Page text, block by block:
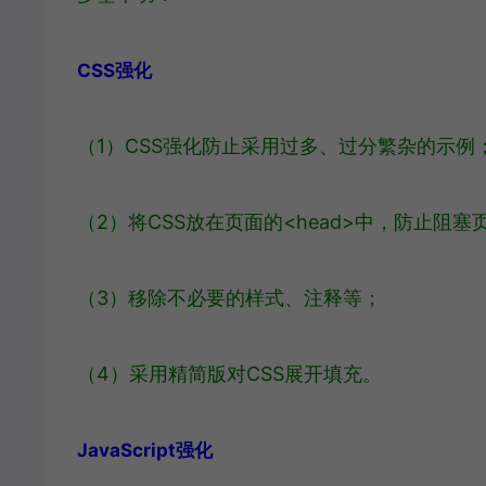
CSS强化
（1）CSS强化防止采用过多、过分繁杂的示例；
（2）将CSS放在页面的<head>中，防止阻塞
（3）移除不必要的样式、注释等；
（4）采用精简版对CSS展开填充。
JavaScript强化